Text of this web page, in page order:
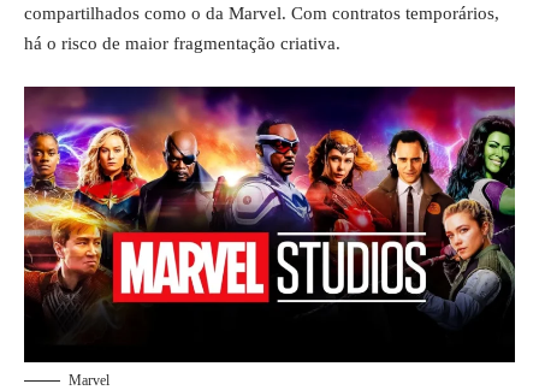
compartilhados como o da Marvel. Com contratos temporários,
há o risco de maior fragmentação criativa.
Marvel